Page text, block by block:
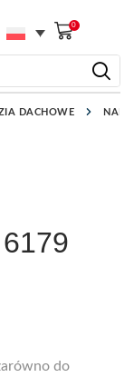
0
DACHOWE
do